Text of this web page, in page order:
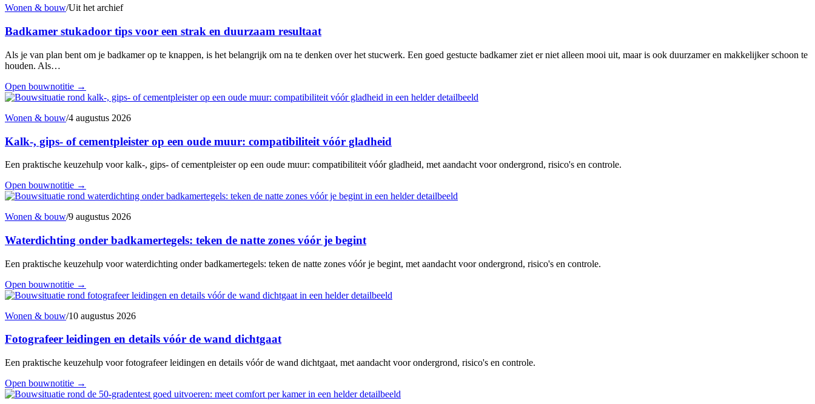
Wonen & bouw/Uit het archief
Badkamer stukadoor tips voor een strak en duurzaam resultaat
Als je van plan bent om je badkamer op te knappen, is het belangrijk om na te denken over het stucwerk. Een goed gestucte badkamer ziet er niet alleen mooi uit, maar is ook duurzamer en makkelijker schoon te
houden. Als…
Open bouwnotitie →
Wonen & bouw/4 augustus 2026
Kalk-, gips- of cementpleister op een oude muur: compatibiliteit vóór gladheid
Een praktische keuzehulp voor kalk-, gips- of cementpleister op een oude muur: compatibiliteit vóór gladheid, met aandacht voor ondergrond, risico's en controle.
Open bouwnotitie →
Wonen & bouw/9 augustus 2026
Waterdichting onder badkamertegels: teken de natte zones vóór je begint
Een praktische keuzehulp voor waterdichting onder badkamertegels: teken de natte zones vóór je begint, met aandacht voor ondergrond, risico's en controle.
Open bouwnotitie →
Wonen & bouw/10 augustus 2026
Fotografeer leidingen en details vóór de wand dichtgaat
Een praktische keuzehulp voor fotografeer leidingen en details vóór de wand dichtgaat, met aandacht voor ondergrond, risico's en controle.
Open bouwnotitie →